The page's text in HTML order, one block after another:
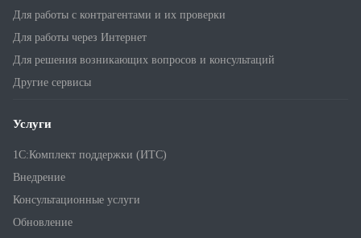
Для работы с контрагентами и их проверки
Для работы через Интернет
Для решения возникающих вопросов и консультаций
Другие сервисы
Услуги
1С:Комплект поддержки (ИТС)
Внедрение
Консультационные услуги
Обновление